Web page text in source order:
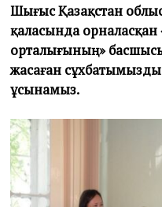
Шығыс Қазақстан
қаласында
орталығының»
жасаған
ұсынамыз.